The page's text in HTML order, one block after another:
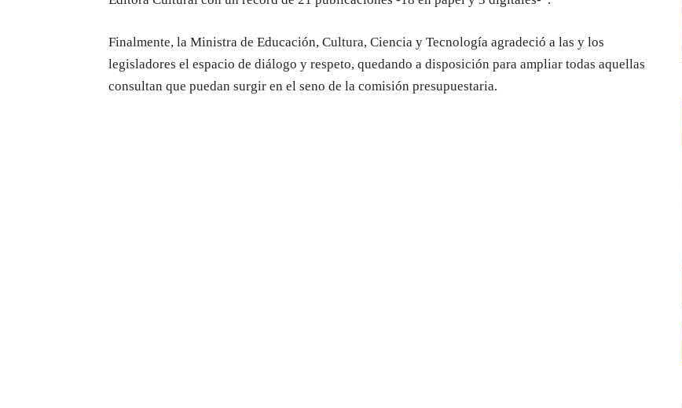
Finalmente, la Ministra de Educación, Cultura, Ciencia y Tecnología agradeció a las y los
legisladores el espacio de diálogo y respeto, quedando a disposición para ampliar todas aquellas
consultan que puedan surgir en el seno de la comisión presupuestaria.